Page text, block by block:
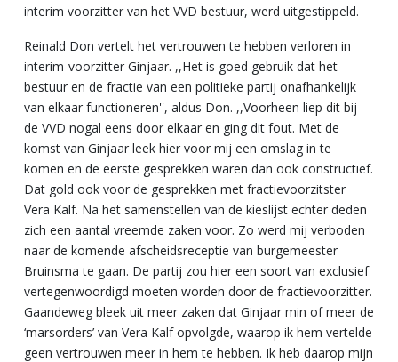
interim voorzitter van het VVD bestuur, werd uitgestippeld.
Reinald Don vertelt het vertrouwen te hebben verloren in
interim-voorzitter Ginjaar. ,,Het is goed gebruik dat het
bestuur en de fractie van een politieke partij onafhankelijk
van elkaar functioneren'', aldus Don. ,,Voorheen liep dit bij
de VVD nogal eens door elkaar en ging dit fout. Met de
komst van Ginjaar leek hier voor mij een omslag in te
komen en de eerste gesprekken waren dan ook constructief.
Dat gold ook voor de gesprekken met fractievoorzitster
Vera Kalf. Na het samenstellen van de kieslijst echter deden
zich een aantal vreemde zaken voor. Zo werd mij verboden
naar de komende afscheidsreceptie van burgemeester
Bruinsma te gaan. De partij zou hier een soort van exclusief
vertegenwoordigd moeten worden door de fractievoorzitter.
Gaandeweg bleek uit meer zaken dat Ginjaar min of meer de
‘marsorders’ van Vera Kalf opvolgde, waarop ik hem vertelde
geen vertrouwen meer in hem te hebben. Ik heb daarop mijn